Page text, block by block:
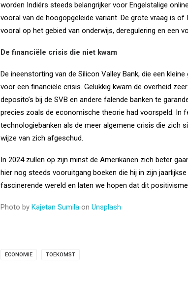
worden Indiërs steeds belangrijker voor Engelstalige
vooral van de hoogopgeleide variant. De grote vraag is
vooral op het gebied van onderwijs, deregulering en een
De financiële crisis die niet kwam
De ineenstorting van de Silicon Valley Bank, die een
voor een financiële crisis. Gelukkig kwam de overheid
deposito’s bij de SVB en andere falende banken te
precies zoals de economische theorie had voorspeld. In
technologiebanken als de meer algemene crisis die zich
wijze van zich afgeschud.
In 2024 zullen op zijn minst de Amerikanen zich beter
hier nog steeds vooruitgang boeken die hij in zijn
fascinerende wereld en laten we hopen dat dit
Photo by Kajetan Sumila on Unsplash
ECONOMIE TOEKOMST